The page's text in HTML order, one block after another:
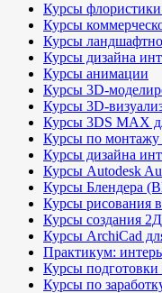
Курсы
Курсы
Курсы
Курсы дизайна
Курсы анимации
Курсы 3D-
Курсы 3D-
Курсы 3DS MAX
Курсы по монтажу
Курсы дизайна
Курсы Autodesk
Курсы Блендера
Курсы рисования
Курсы создания
Курсы ArchiCad
Практикум:
Курсы
Курсы по